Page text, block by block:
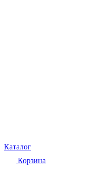
Каталог
Корзина